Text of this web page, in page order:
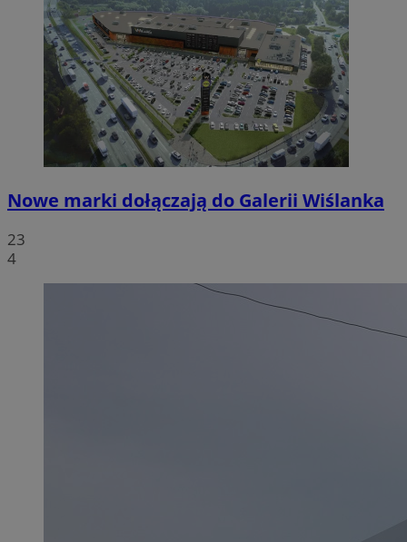
Nowe marki dołączają do Galerii Wiślanka
23
4